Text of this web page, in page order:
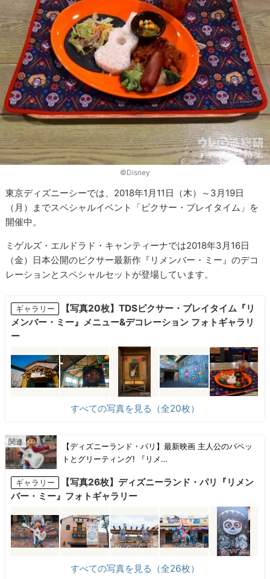
©︎Disney
東京ディズニーシーでは、2018年1月11日（木）～3月19日
（月）までスペシャルイベント「ピクサー・プレイタイム」を
開催中。
ミゲルズ・エルドラド・キャンティーナでは2018年3月16日
（金）日本公開のピクサー最新作『リメンバー・ミー』のデコ
レーションとスペシャルセットが登場しています。
ギャラリー
【写真20枚】TDSピクサー・プレイタイム『リ
メンバー・ミー』メニュー&デコレーション フォトギャラリ
ー
すべての写真を見る（全20枚）
【ディズニーランド・パリ】最新映画 主人公のパペッ
トとグリーティング! 『リメ…
ギャラリー
【写真26枚】ディズニーランド・パリ『リメン
バー・ミー』フォトギャラリー
すべての写真を見る（全26枚）